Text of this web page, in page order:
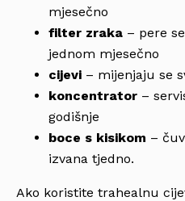
mjesečno
filter zraka – pere
jednom mjesečno
cijevi – mijenjaju se
koncentrator –
godišnje
boce s kisikom –
izvana tjedno.
Ako koristite trahealnu